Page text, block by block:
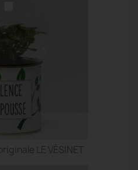
LE VÉSINET